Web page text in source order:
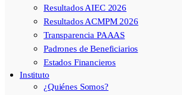
Resultados AIEC 2026
Resultados ACMPM 2026
Transparencia PAAAS
Padrones de Beneficiarios
Estados Financieros
Instituto
¿Quiénes Somos?